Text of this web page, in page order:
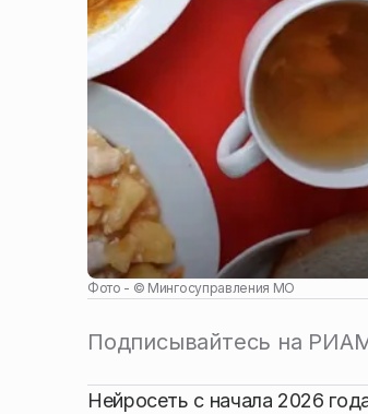
Фото - © Мингосуправления МО
Подписывайтесь на
Нейросеть с начала 2026